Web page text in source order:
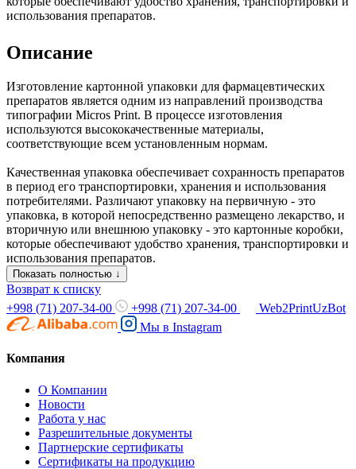
использования препаратов.
Описание
Изготовление картонной упаковки для фармацевтических
препаратов является одним из направлений производства
типографии Micros Print. В процессе изготовления
используются высококачественные материалы,
соответствующие всем установленным нормам.
Качественная упаковка обеспечивает сохранность препаратов
в период его транспортировки, хранения и использования
потребителями. Различают упаковку на первичную - это
упаковка, в которой непосредственно размещено лекарство, и
вторичную или внешнюю упаковку - это картонные коробки,
которые обеспечивают удобство хранения, транспортировки и
использования препаратов.
Показать полностью ↓
Возврат к списку
+998 (71) 207-34-00
+998 (71) 207-34-00
Web2PrintUzBot
Мы в Instagram
Компания
О Компании
Новости
Работа у нас
Разрешительные документы
Партнерские сертификаты
Сертификаты на продукцию